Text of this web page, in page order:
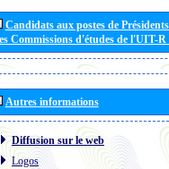
Candidats aux postes de
Commissions d'études de l'UIT-
Autres informations
Diffusion sur le web
Logos